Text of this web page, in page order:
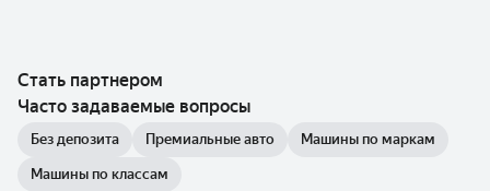
Стать партнером
Часто задаваемые вопросы
Без депозита Премиальные авто Машины по маркам
Машины по классам